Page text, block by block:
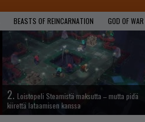
BEASTS OF REINCARNATION GOD OF WAR
2. Loistopeli Steamistä maksutta – mutta pidä
kiirettä lataamisen kanssa